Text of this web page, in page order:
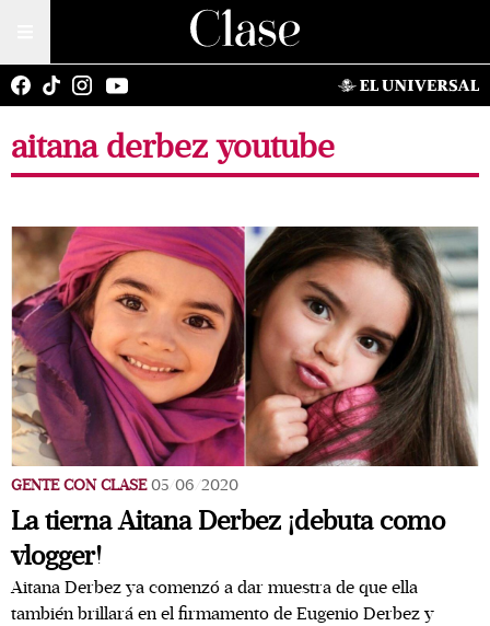
aitana derbez youtube
GENTE CON CLASE 05/06/2020
La tierna Aitana Derbez ¡debuta como
vlogger!
Aitana Derbez ya comenzó a dar muestra de que ella
también brillará en el firmamento de Eugenio Derbez y